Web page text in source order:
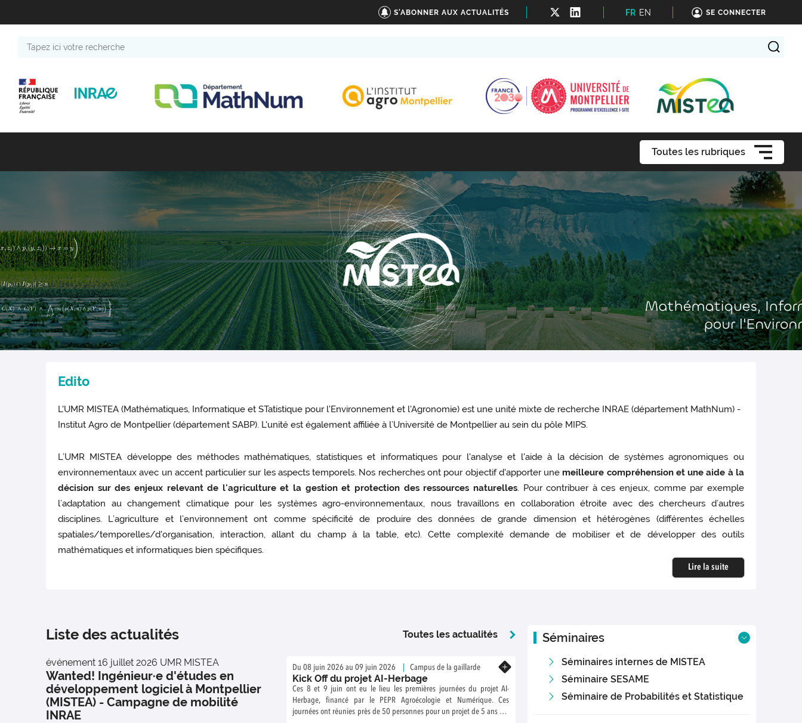
S'ABONNER AUX ACTUALITÉS FR EN SE CONNECTER
Toutes les rubriques
Edito
L'UMR MISTEA (Mathématiques, Informatique et STatistique pour l'Environnement et l'Agronomie) est une unité mixte de recherche INRAE (département MathNum) -
Institut Agro de Montpellier (département SABP). L'unité est également affiliée à l’Université de Montpellier au sein du pôle MIPS.
L’UMR MISTEA développe des méthodes mathématiques, statistiques et informatiques pour l'analyse et l'aide à la décision de systèmes agronomiques ou
environnementaux avec un accent particulier sur les aspects temporels. Nos recherches ont pour objectif d'apporter une meilleure compréhension et une aide à la
décision sur des enjeux relevant de l'agriculture et la gestion et protection des ressources naturelles. Pour contribuer à ces enjeux, comme par exemple
l’adaptation au changement climatique pour les systèmes agro-environnementaux, nous travaillons en collaboration étroite avec des chercheurs d’autres
disciplines. L’agriculture et l’environnement ont comme spécificité de produire des données de grande dimension et hétérogènes (différentes échelles
spatiales/temporelles/d'organisation, interaction, allant du champ à la table, etc). Cette complexité demande de mobiliser et de développer des outils
mathématiques et informatiques bien spécifiques.
Lire la suite
Liste des actualités Toutes les actualités
événement 16 juillet 2026 UMR MISTEA
Wanted! Ingénieur·e d'études en
développement logiciel à Montpellier
(MISTEA) - Campagne de mobilité
INRAE
Du 08 juin 2026 au 09 juin 2026 Campus de la gaillarde
Kick Off du projet AI-Herbage
Ces 8 et 9 juin ont eu le lieu les premières journées du projet AI-
Herbage, financé par le PEPR Agroécologie et Numérique. Ces
journées ont réunies près de 50 personnes pour un projet de 5 ans sur
Séminaires
Séminaires internes de MISTEA
Séminaire SESAME
Séminaire de Probabilités et Statistique